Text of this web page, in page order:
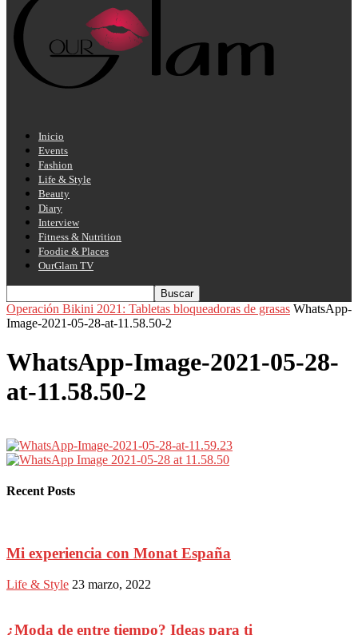
Inicio
Events
Fashion
Life & Style
Beauty
Diary
Interview
Fitness & Nutrition
Foodie & Places
OurGlam TV
Operación Bikini 2021: Tabletas bloqueadoras de grasas WhatsApp-
Image-2021-05-28-at-11.58.50-2
WhatsApp-Image-2021-05-28-
at-11.58.50-2
Recent Posts
Mi experiencia con Monat España
Life & Style 23 marzo, 2022
¿Moda de entre tiempo? Ideas para ti